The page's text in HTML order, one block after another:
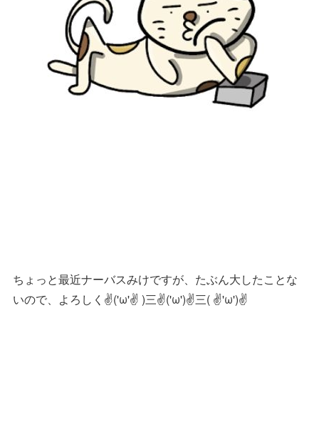
ちょっと最近ナーバスみけですが、たぶん大したことな
いので、よろしく✌('ω'✌ )三✌('ω')✌三( ✌'ω')✌